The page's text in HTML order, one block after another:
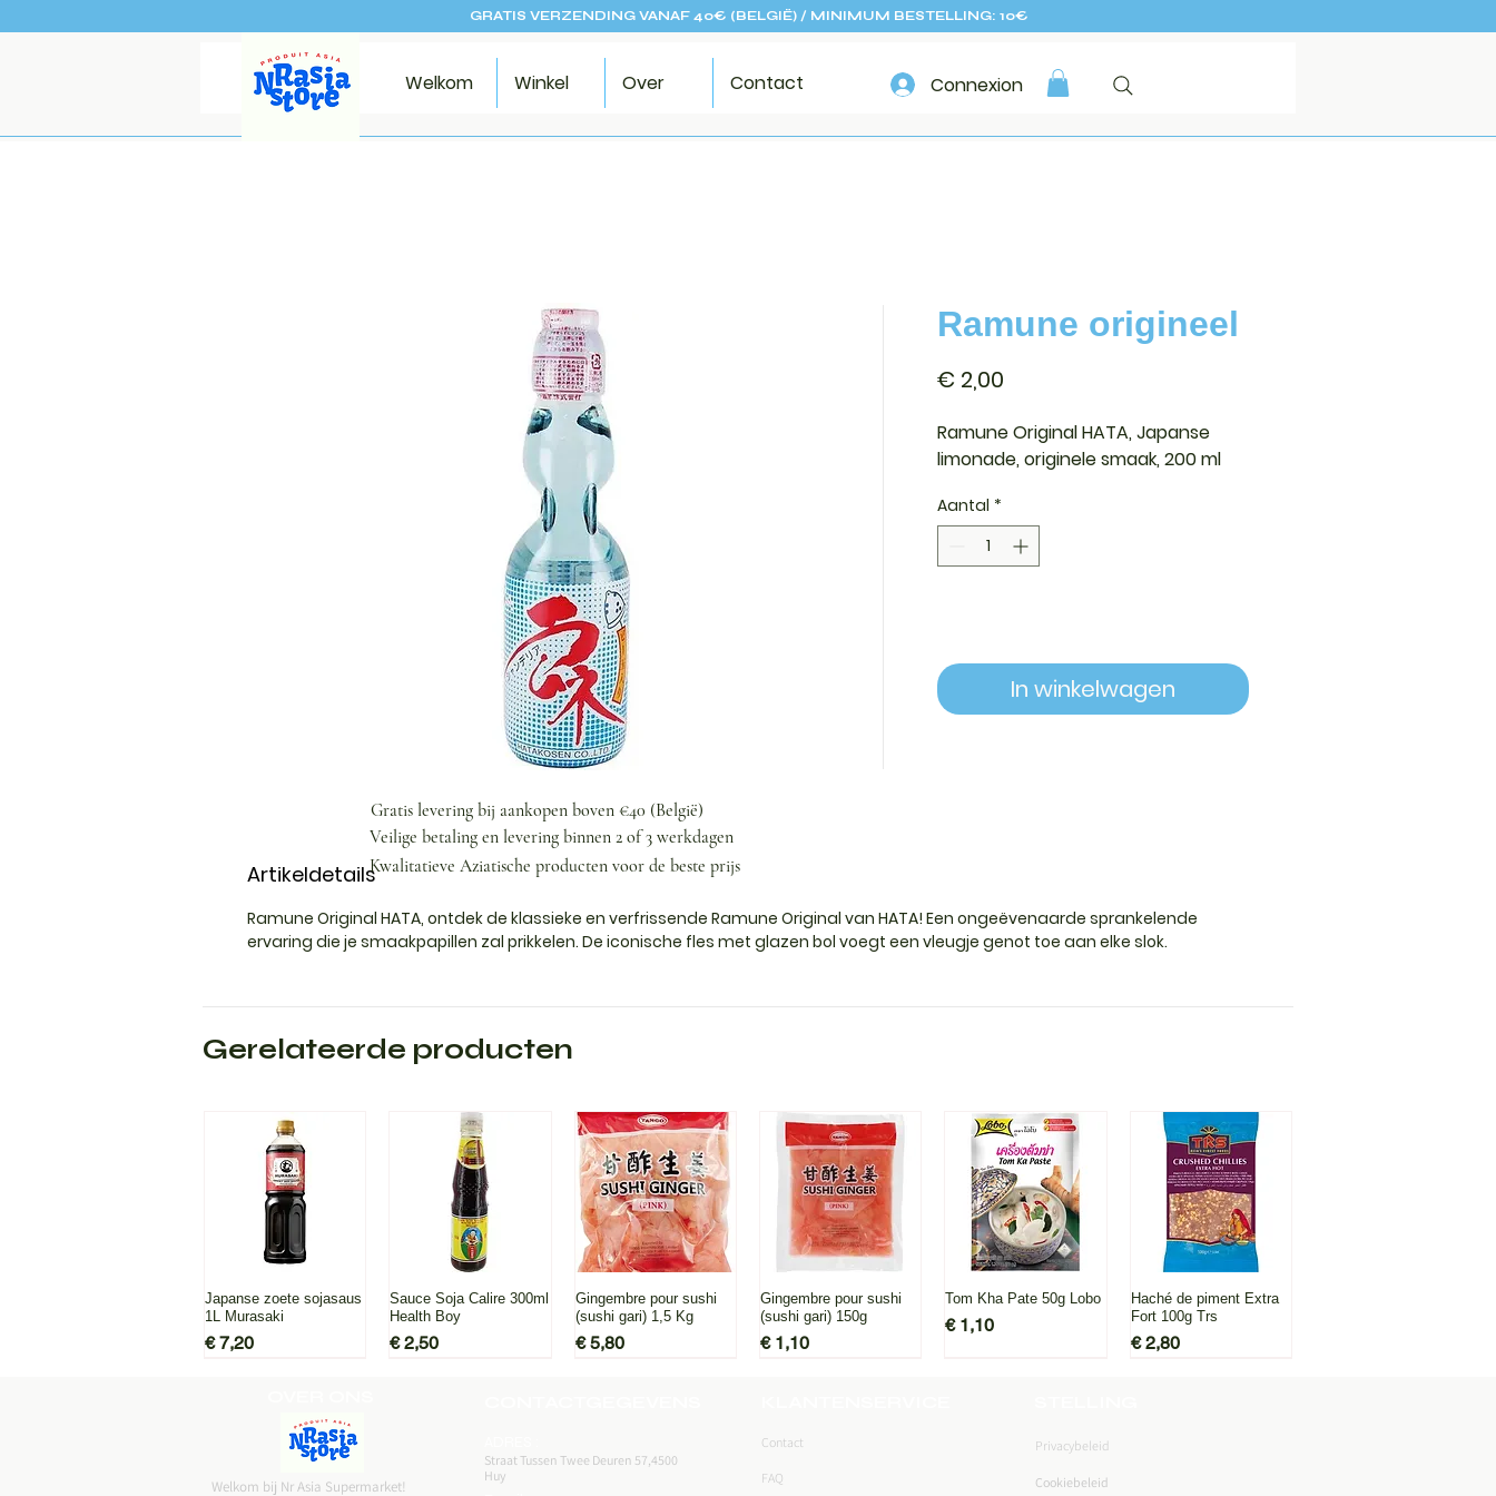
Welkom Winkel Over Contact
GRATIS VERZENDING VANAF 40€ (BELGIË) / MINIMUM BESTELLING: 10€
Connexion
Ramune origineel
€ 2,00
Ramune Original HATA, Japanse
limonade, originele smaak, 200 ml
Aantal *
In winkelwagen
Artikeldetails
Ramune Original HATA, ontdek de klassieke en verfrissende Ramune Original van HATA! Een ongeëvenaarde sprankelende
ervaring die je smaakpapillen zal prikkelen. De iconische fles met glazen bol voegt een vleugje genot toe aan elke slok.
Gratis levering bij aankopen boven €40 (België)
Veilige betaling en levering binnen 2 of 3 werkdagen
Kwalitatieve Aziatische producten voor de beste prijs
Gerelateerde producten
Snel overzicht
Japanse zoete sojasaus
1L Murasaki
Prijs
€ 7,20
Snel overzicht
Sauce Soja Calire 300ml
Health Boy
Prijs
€ 2,50
Snel overzicht
Gingembre pour sushi
(sushi gari) 1,5 Kg
Prijs
€ 5,80
Snel overzicht
Gingembre pour sushi
(sushi gari) 150g
Prijs
€ 1,10
Snel overzicht
Tom Kha Pate 50g Lobo
Prijs
€ 1,10
Snel overzicht
Haché de piment Extra
Fort 100g Trs
Prijs
€ 2,80
Welkom bij Nr Asia Supermarket!
Straat Tussen Twee Deuren 57,4500
Huy
Contact
FAQ
Privacybeleid
Cookiebeleid